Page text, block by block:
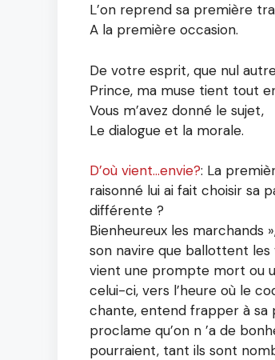
L’on reprend sa première
A la première occasion.
De votre esprit, que nul
Prince, ma muse tient tout
Vous m’avez donné le sujet,
Le dialogue et la morale.
D’où vient…envie?: La
raisonné lui ai fait choisir sa
différente ?
Bienheureux les marchands
son navire que ballottent les
vient une prompte mort ou
celui-ci, vers l’heure où le
chante, entend frapper à sa
proclame qu’on n ’a de
pourraient, tant ils sont